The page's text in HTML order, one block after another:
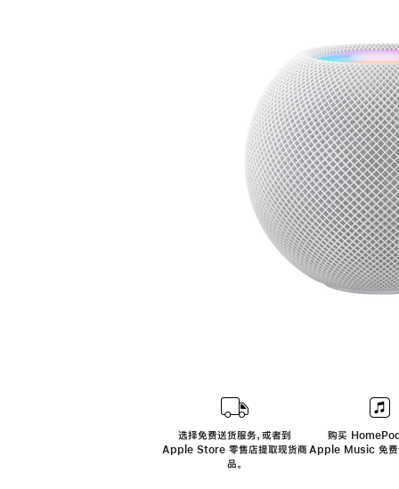
选择免费送货服务，或者到
Apple Store 零售店提取现货商
品。
购买
Apple Music 免费